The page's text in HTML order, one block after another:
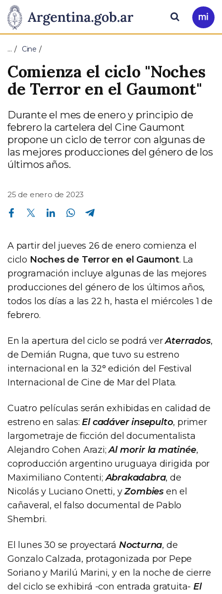
Presidencia
de
la
Nación
Pasar al contenido principal
Ir
a
Buscar
… Cine
Comienza el ciclo "Noches
de Terror en el Gaumont"
Durante el mes de enero y principio de
febrero la cartelera del Cine Gaumont
propone un ciclo de terror con algunas de
las mejores producciones del género de los
últimos años.
25 de enero de 2023
Compartir en Facebook Compartir en Twitter Compartir en Linkedin Compartir en Whatsapp
A partir del jueves 26 de enero comienza el
ciclo Noches de Terror en el Gaumont. La
programación incluye algunas de las mejores
producciones del género de los últimos años,
todos los días a las 22 h, hasta el miércoles 1 de
febrero.
En la apertura del ciclo se podrá verAterrados,
de Demián Rugna, que tuvo su estreno
internacional en la 32° edición del Festival
Internacional de Cine de Mar del Plata.
Cuatro películas serán exhibidas en calidad de
estreno en salas:El cadáver insepulto, primer
largometraje de ficción del documentalista
Alejandro Cohen Arazi;Al morir la matinée,
coproducción argentino uruguaya dirigida por
Maximiliano Contenti;Abrakadabra, de
Nicolás y Luciano Onetti, yZombies en el
cañaveral, el falso documental de Pablo
Shembri.
El lunes 30 se proyectará Nocturna, de
Gonzalo Calzada, protagonizada por Pepe
Soriano y Marilú Marini, y en la noche de cierre
del ciclo se exhibirá -con entrada gratuita- El